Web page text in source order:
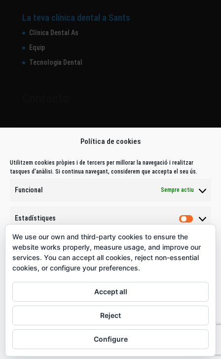
Política de cookies
Utilitzem cookies pròpies i de tercers per millorar la navegació i realitzar
tasques d'anàlisi. Si continua navegant, considerem que accepta el seu ús.
Funcional Sempre actiu
Estadístiques
Marketing
Denegar
Desar preferències
Política de cookiesPolítica de Privacitat
La teva clínica dental a Sants
Clínica Dental As
Equip
Tecnologia Dental
WhatsApp: 640330755
info@cdentalas.com
Direcció: Carrer Sants, 277 pral. 4 - 08028 - Barcelona
Tlf.: 932967521
WhatsApp: 640330755
Email:info@cdentalas.com
Aviso legal|Política de privacidad|Política de cookies
We use our own and third-party cookies to ensure the
website works properly, measure usage, and improve our
services. You can accept all cookies, reject non-essential
cookies, or configure your preferences.
Accept all
Reject
Configure